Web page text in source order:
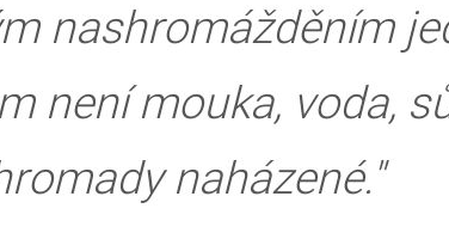
nashromážděním
není mouka, voda,
naházené."